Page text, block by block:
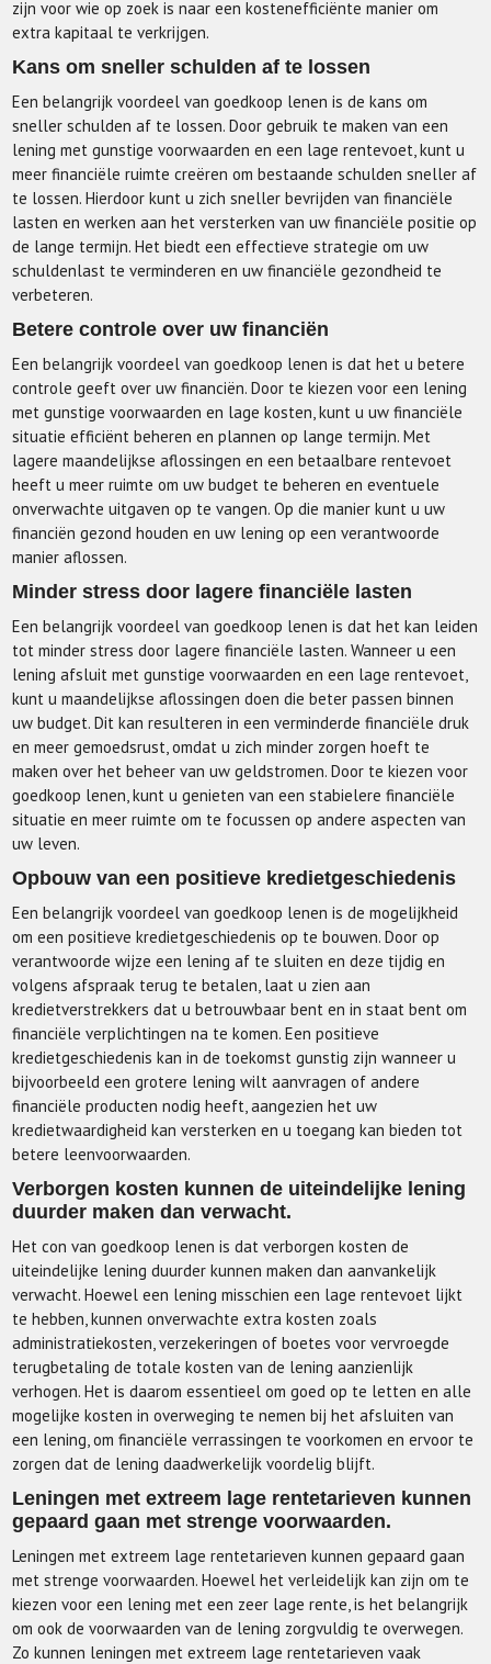
zijn voor wie op zoek is naar een kostenefficiënte manier om
extra kapitaal te verkrijgen.
Kans om sneller schulden af te lossen
Een belangrijk voordeel van goedkoop lenen is de kans om
sneller schulden af te lossen. Door gebruik te maken van een
lening met gunstige voorwaarden en een lage rentevoet, kunt u
meer financiële ruimte creëren om bestaande schulden sneller af
te lossen. Hierdoor kunt u zich sneller bevrijden van financiële
lasten en werken aan het versterken van uw financiële positie op
de lange termijn. Het biedt een effectieve strategie om uw
schuldenlast te verminderen en uw financiële gezondheid te
verbeteren.
Betere controle over uw financiën
Een belangrijk voordeel van goedkoop lenen is dat het u betere
controle geeft over uw financiën. Door te kiezen voor een lening
met gunstige voorwaarden en lage kosten, kunt u uw financiële
situatie efficiënt beheren en plannen op lange termijn. Met
lagere maandelijkse aflossingen en een betaalbare rentevoet
heeft u meer ruimte om uw budget te beheren en eventuele
onverwachte uitgaven op te vangen. Op die manier kunt u uw
financiën gezond houden en uw lening op een verantwoorde
manier aflossen.
Minder stress door lagere financiële lasten
Een belangrijk voordeel van goedkoop lenen is dat het kan leiden
tot minder stress door lagere financiële lasten. Wanneer u een
lening afsluit met gunstige voorwaarden en een lage rentevoet,
kunt u maandelijkse aflossingen doen die beter passen binnen
uw budget. Dit kan resulteren in een verminderde financiële druk
en meer gemoedsrust, omdat u zich minder zorgen hoeft te
maken over het beheer van uw geldstromen. Door te kiezen voor
goedkoop lenen, kunt u genieten van een stabielere financiële
situatie en meer ruimte om te focussen op andere aspecten van
uw leven.
Opbouw van een positieve kredietgeschiedenis
Een belangrijk voordeel van goedkoop lenen is de mogelijkheid
om een positieve kredietgeschiedenis op te bouwen. Door op
verantwoorde wijze een lening af te sluiten en deze tijdig en
volgens afspraak terug te betalen, laat u zien aan
kredietverstrekkers dat u betrouwbaar bent en in staat bent om
financiële verplichtingen na te komen. Een positieve
kredietgeschiedenis kan in de toekomst gunstig zijn wanneer u
bijvoorbeeld een grotere lening wilt aanvragen of andere
financiële producten nodig heeft, aangezien het uw
kredietwaardigheid kan versterken en u toegang kan bieden tot
betere leenvoorwaarden.
Verborgen kosten kunnen de uiteindelijke lening
duurder maken dan verwacht.
Het con van goedkoop lenen is dat verborgen kosten de
uiteindelijke lening duurder kunnen maken dan aanvankelijk
verwacht. Hoewel een lening misschien een lage rentevoet lijkt
te hebben, kunnen onverwachte extra kosten zoals
administratiekosten, verzekeringen of boetes voor vervroegde
terugbetaling de totale kosten van de lening aanzienlijk
verhogen. Het is daarom essentieel om goed op te letten en alle
mogelijke kosten in overweging te nemen bij het afsluiten van
een lening, om financiële verrassingen te voorkomen en ervoor te
zorgen dat de lening daadwerkelijk voordelig blijft.
Leningen met extreem lage rentetarieven kunnen
gepaard gaan met strenge voorwaarden.
Leningen met extreem lage rentetarieven kunnen gepaard gaan
met strenge voorwaarden. Hoewel het verleidelijk kan zijn om te
kiezen voor een lening met een zeer lage rente, is het belangrijk
om ook de voorwaarden van de lening zorgvuldig te overwegen.
Zo kunnen leningen met extreem lage rentetarieven vaak